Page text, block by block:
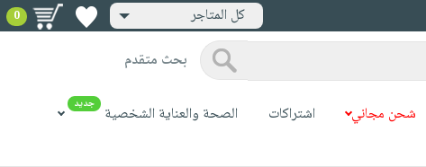
كل المتاجر 0
بحث متقدم
شحن مجاني اشتراكات الصحة والعناية الشخصية جديد